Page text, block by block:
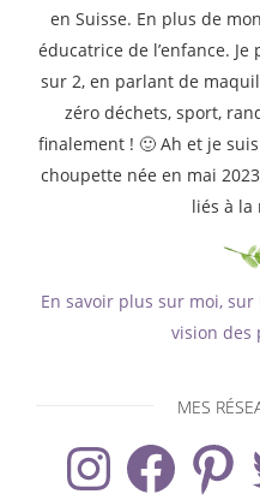
en Suisse. En plus de
éducatrice de l’enfance.
sur 2, en parlant de
zéro déchets, sport,
finalement ! 🙂 Ah et je
choupette née en mai
liés à la
En savoir plus sur moi,
vision des
MES
InstagramFacebook Pinterest